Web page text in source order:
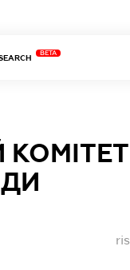
BETA